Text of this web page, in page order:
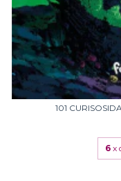
101
6 x